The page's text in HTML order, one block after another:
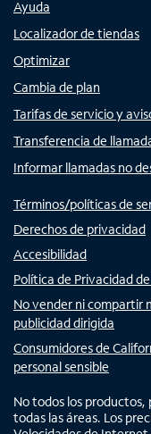
Ayuda
Localizador de tiendas
Optimizar
Cambia de plan
Tarifas de servicio y
Transferencia de
Informar llamadas no
Términos/políticas de
Derechos de privacidad
Accesibilidad
Política de Privacidad
No vender ni compartir
publicidad dirigida
Consumidores de
personal sensible
No todos los productos,
todas las áreas. Los